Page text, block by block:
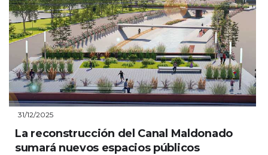
31/12/2025
La reconstrucción del Canal Maldonado
sumará nuevos espacios públicos